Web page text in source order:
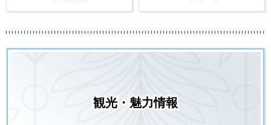
観光・魅力情報